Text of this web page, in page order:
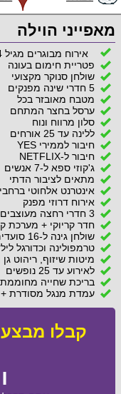
מאפייני הוילה
אירוח מבוגרים מגיל 24
פטריית חימום בעונה
שולחן סנוקר מקצועי
5 חדרי שינה מפנקים
מטבח מאובזר בכל
ערסל בחצר המתחם
סלון מרווח ונוח
ללינה עד 25 אורחים
חיבור לממירי YES
חיבור ל-NETFLIX
ג'קוזי ספא ל-7 אנשים
מתאים לציבור הדתי
אינטרנט אלחוטי
אירוח דרוזי מפנק
3 חדרי רחצה מעוצבים + 2 חדרי שירותים
חדר קריוקי + מערכת
שולחן גינה ל-16 סועדים
טרמפולינה וכדורגל
מיטות שיזוף, ריהוט גן
לאירוע עד 25 נופשים
בריכת שחייה
עמדת מנגל מסודרת +